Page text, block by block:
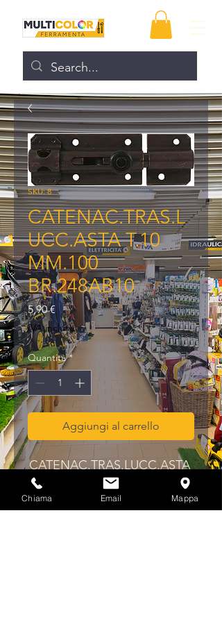
SKU: 8
CATENAC.TRAS.L
UCC.ASTA T.10
MM.100
BR.248AB10
5,90 €Prezzo
IVA inclusa
Quantità *
Aggiungi al carrello
CATENAC.TRAS.LUCC.ASTA
T.10 MM.100 BR.248AB10
Chiama Email Mappa